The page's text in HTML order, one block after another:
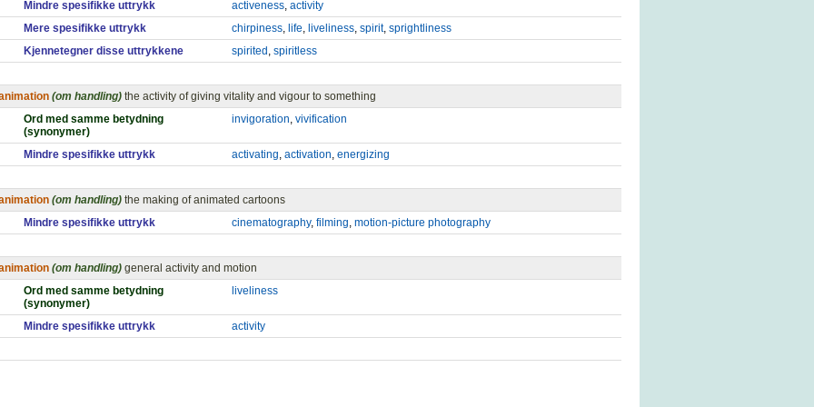
Mindre spesifikke uttrykk activeness, activity
Mere spesifikke uttrykk
chirpiness, life, liveliness, spirit, sprightliness
Kjennetegner disse uttrykkene
spirited , spiritless
(om handling) the activity of giving vitality and vigour to something
Ord med samme betydning
(synonymer)
invigoration, vivification
Mindre spesifikke uttrykk activating, activation, energizing
(om handling) the making of animated cartoons
Mindre spesifikke uttrykk
cinematography, filming, motion-picture photography
(om handling) general activity and motion
Ord med samme betydning
(synonymer)
liveliness
Mindre spesifikke uttrykk activity